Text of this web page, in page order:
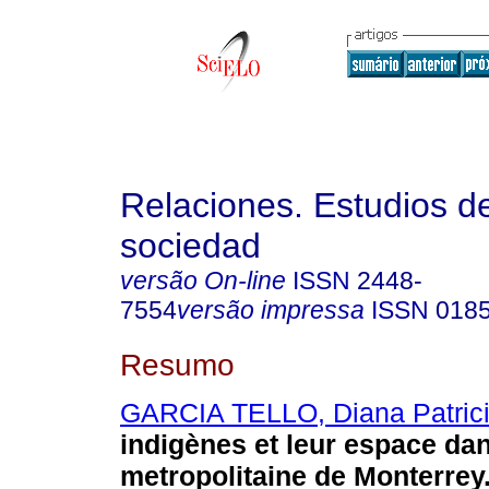
Relaciones. Estudios
sociedad
versão On-line ISSN 2448-
7554versão impressa ISSN
Resumo
GARCIA TELLO, Diana
indigènes et leur espace
metropolitaine de Monterrey